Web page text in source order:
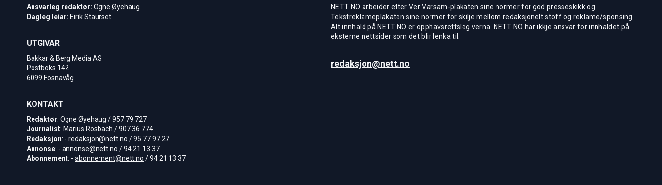
Ansvarleg redaktør: Ogne Øyehaug
Dagleg leiar: Eirik Staurset
UTGIVAR
Bakkar & Berg Media AS
Postboks 142
6099 Fosnavåg
KONTAKT
Redaktør: Ogne Øyehaug / 957 79 727
Journalist: Marius Rosbach / 907 36 774
Redaksjon: - redaksjon@nett.no / 95 77 97 27
Annonse: - annonse@nett.no / 94 21 13 37
Abonnement: - abonnement@nett.no / 94 21 13 37
NETT NO arbeider etter Ver Varsam-plakaten sine normer for god presseskikk og
Tekstreklameplakaten sine normer for skilje mellom redaksjonelt stoff og reklame/sponsing.
Alt innhald på NETT NO er opphavsrettsleg verna. NETT NO har ikkje ansvar for innhaldet på
eksterne nettsider som det blir lenka til.
redaksjon@nett.no